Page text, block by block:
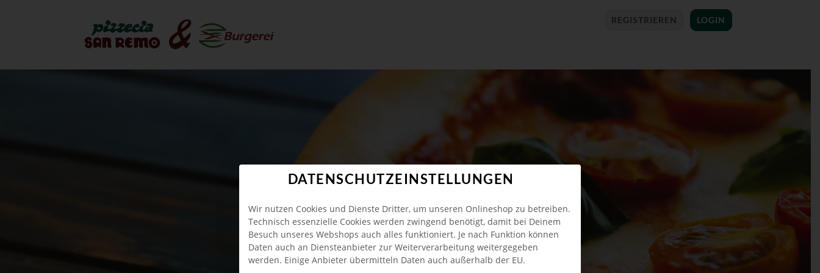
DATENSCHUTZEINSTELLUNGEN
Wir nutzen Cookies und Dienste Dritter, um unseren Onlineshop zu betreiben.
Technisch essenzielle Cookies werden zwingend benötigt, damit bei Deinem
Besuch unseres Webshops auch alles funktioniert. Je nach Funktion können
Daten auch an Diensteanbieter zur Weiterverarbeitung weitergegeben
werden. Einige Anbieter übermitteln Daten auch außerhalb der EU.
REGISTRIEREN LOGIN